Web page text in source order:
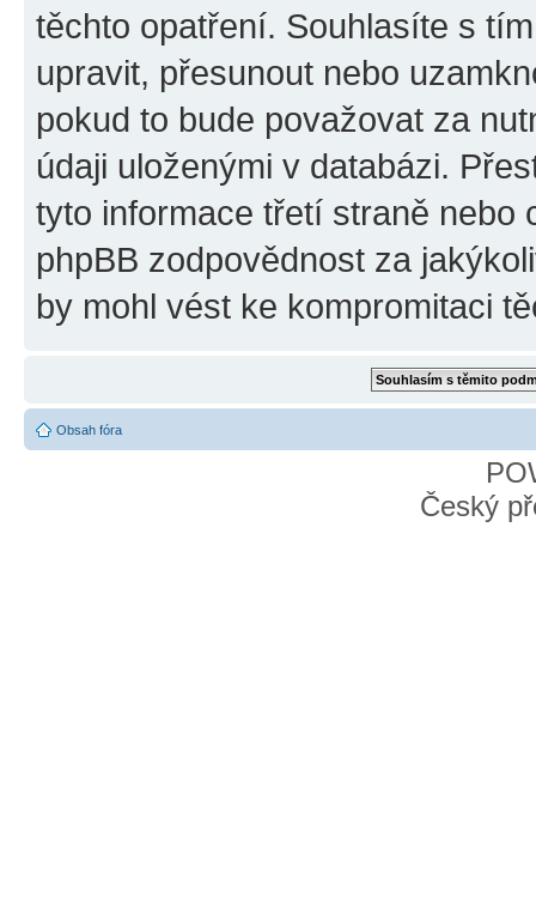
těchto opatření. Souhlasíte s
upravit, přesunout nebo
pokud to bude považovat za
údaji uloženými v databázi.
tyto informace třetí straně nebo
phpBB zodpovědnost za
by mohl vést ke kompromitaci
Obsah fóra
Český